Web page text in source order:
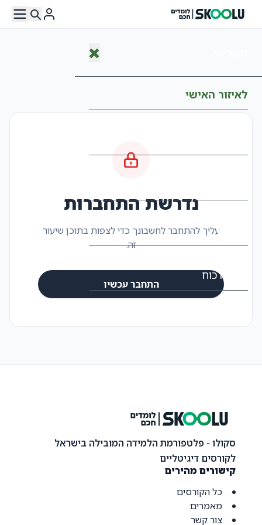
לאיזור האישי
קורסים
ידע זה כוח
נדרשת התחברות
עליך להתחבר לחשבונך כדי לצפות בתוכן שיעור
זה.
התחבר עכשיו
סקולו - פלטפורמת הלמידה המובילה בישראל
לקורסים דיגיטליים
קישורים מהירים
כל הקורסים
מאמרים
צור קשר